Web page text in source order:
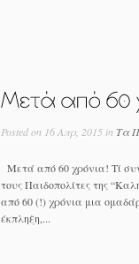
Posted on 16 Απρ, 2015 in Τα
Μετά από 60 χρόνια! Τί
τους Παιδοπολίτες της
από 60 (!) χρόνια μια
έκπληξη,...